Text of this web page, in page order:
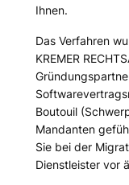
Ihnen.
Das Verfahren
KREMER
Boutouil
Mandanten
Sie bei der
Dienstleister vor